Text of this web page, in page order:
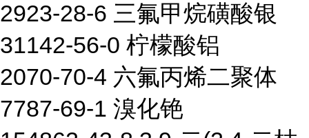
2923-28-6 三氟甲烷磺酸银
31142-56-0 柠檬酸铝
2070-70-4 六氟丙烯二聚体
7787-69-1 溴化铯